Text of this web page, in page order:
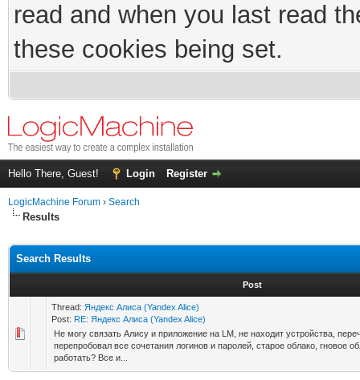
read and when you last read
these cookies being set.
Hello There, Guest! Login Register
LogicMachine Forum › Search
Results
Search Results
Post
Thread: Яндекс Алиса (Yandex Alice)
Post: RE: Яндекс Алиса (Yandex Alice)
Не могу связать Алису и приложение на LM, не находит устройства,
перепробовал все сочетания логинов и паролей, старое облако, гновое
работать? Все и...